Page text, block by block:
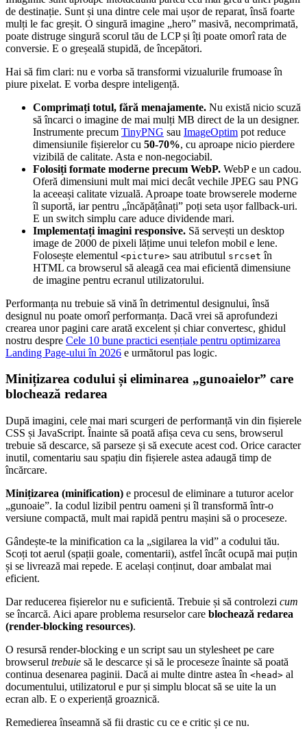
de destinație. Sunt și una dintre cele mai ușor de reparat, însă foarte
mulți le fac greșit. O singură imagine „hero” masivă, necomprimată,
poate distruge singură scorul tău de LCP și îți poate omorî rata de
conversie. E o greșeală stupidă, de începători.
Hai să fim clari: nu e vorba să transformi vizualurile frumoase în
piure pixelat. E vorba despre inteligență.
Comprimați totul, fără menajamente. Nu există nicio scuză
să încarci o imagine de mai mulți MB direct de la un designer.
Instrumente precum TinyPNG sau ImageOptim pot reduce
dimensiunile fișierelor cu 50-70%, cu aproape nicio pierdere
vizibilă de calitate. Asta e non-negociabil.
Folosiți formate moderne precum WebP. WebP e un cadou.
Oferă dimensiuni mult mai mici decât vechile JPEG sau PNG
la aceeași calitate vizuală. Aproape toate browserele moderne
îl suportă, iar pentru „încăpățânați” poți seta ușor fallback-uri.
E un switch simplu care aduce dividende mari.
Implementați imagini responsive. Să servești un desktop
image de 2000 de pixeli lățime unui telefon mobil e lene.
Folosește elementul <picture> sau atributul srcset în
HTML ca browserul să aleagă cea mai eficientă dimensiune
de imagine pentru ecranul utilizatorului.
Performanța nu trebuie să vină în detrimentul designului, însă
designul nu poate omorî performanța. Dacă vrei să aprofundezi
crearea unor pagini care arată excelent și chiar convertesc, ghidul
nostru despre Cele 10 bune practici esențiale pentru optimizarea
Landing Page-ului în 2026 e următorul pas logic.
Minițizarea codului și eliminarea „gunoaielor” care
blochează redarea
După imagini, cele mai mari scurgeri de performanță vin din fișierele
CSS și JavaScript. Înainte să poată afișa ceva cu sens, browserul
trebuie să descarce, să parseze și să execute acest cod. Orice caracter
inutil, comentariu sau spațiu din fișierele astea adaugă timp de
încărcare.
Minițizarea (minification) e procesul de eliminare a tuturor acelor
„gunoaie”. Ia codul lizibil pentru oameni și îl transformă într-o
versiune compactă, mult mai rapidă pentru mașini să o proceseze.
Gândește-te la minification ca la „sigilarea la vid” a codului tău.
Scoți tot aerul (spații goale, comentarii), astfel încât ocupă mai puțin
și se livrează mai repede. E același conținut, doar ambalat mai
eficient.
Dar reducerea fișierelor nu e suficientă. Trebuie și să controlezi cum
se încarcă. Aici apare problema resurselor care blochează redarea
(render-blocking resources).
O resursă render-blocking e un script sau un stylesheet pe care
browserul trebuie să le descarce și să le proceseze înainte să poată
continua desenarea paginii. Dacă ai multe dintre astea în <head> al
documentului, utilizatorul e pur și simplu blocat să se uite la un
ecran alb. E o experiență groaznică.
Remedierea înseamnă să fii drastic cu ce e critic și ce nu.